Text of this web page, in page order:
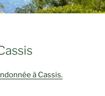
à Cassis.